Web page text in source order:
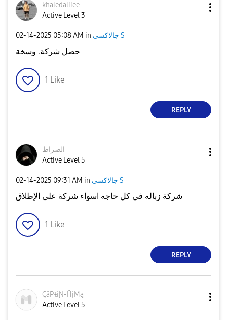
khaledaliiee
Active Level 3
‎02-14-2025 05:08 AM in جالاكسى S
حصل شركة. وسخة
1 Like
REPLY
الصراط
Active Level 5
‎02-14-2025 09:31 AM in جالاكسى S
شركة زباله في كل حاجه اسواء شركة على الإطلاق
1 Like
REPLY
ÇäPŧiƝ-ĤịMą
Active Level 5